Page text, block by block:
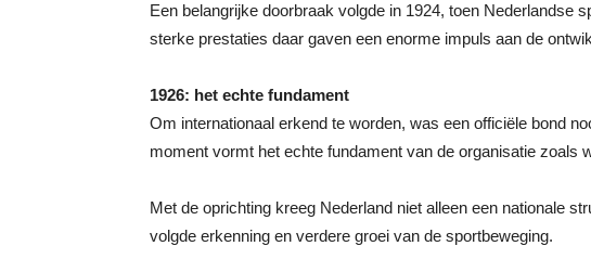
Een belangrijke doorbraak volgde in 1924, toen Nederlandse
sterke prestaties daar gaven een enorme impuls aan de
1926: het echte fundament
Om internationaal erkend te worden, was een officiële bond
moment vormt het echte fundament van de organisatie zoals
Met de oprichting kreeg Nederland niet alleen een nationale
volgde erkenning en verdere groei van de sportbeweging.